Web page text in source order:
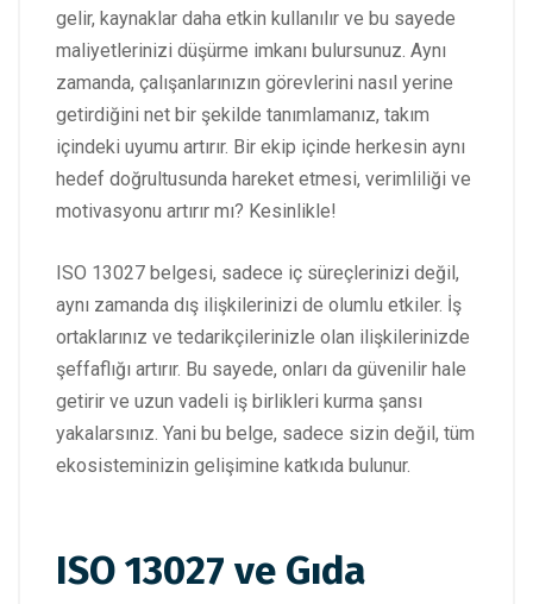
gelir, kaynaklar daha etkin kullanılır ve bu sayede
maliyetlerinizi düşürme imkanı bulursunuz. Aynı
zamanda, çalışanlarınızın görevlerini nasıl yerine
getirdiğini net bir şekilde tanımlamanız, takım
içindeki uyumu artırır. Bir ekip içinde herkesin aynı
hedef doğrultusunda hareket etmesi, verimliliği ve
motivasyonu artırır mı? Kesinlikle!
ISO 13027 belgesi, sadece iç süreçlerinizi değil,
aynı zamanda dış ilişkilerinizi de olumlu etkiler. İş
ortaklarınız ve tedarikçilerinizle olan ilişkilerinizde
şeffaflığı artırır. Bu sayede, onları da güvenilir hale
getirir ve uzun vadeli iş birlikleri kurma şansı
yakalarsınız. Yani bu belge, sadece sizin değil, tüm
ekosisteminizin gelişimine katkıda bulunur.
ISO 13027 ve Gıda